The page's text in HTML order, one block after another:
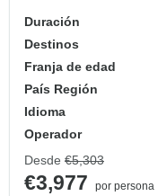
Duración
Destinos
Franja de edad
País Región
Idioma
Operador
Desde €5,303
€3,977
por persona